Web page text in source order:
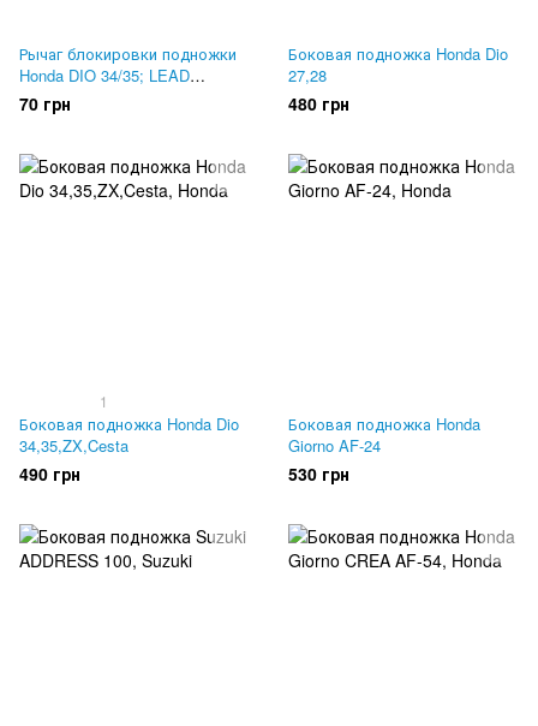
Рычаг блокировки подножки
Honda DIO 34/35; LEAD
AF48/JF-06
70 грн
Боковая подножка Honda Dio
27,28
480 грн
1
Боковая подножка Honda Dio
34,35,ZX,Cesta
490 грн
Боковая подножка Honda
Giorno AF-24
530 грн